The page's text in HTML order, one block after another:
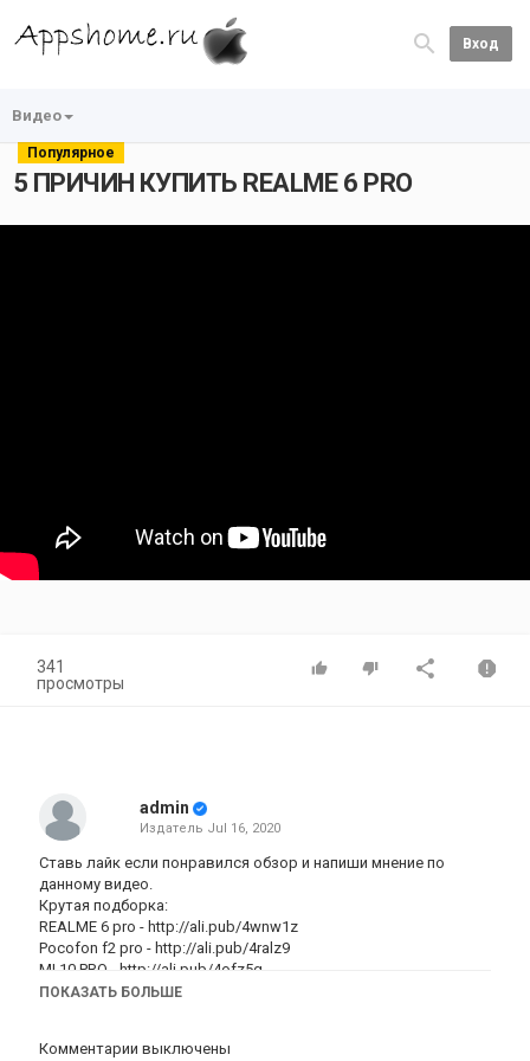
Вход
Видео
Популярное
5 ПРИЧИН КУПИТЬ REALME 6 PRO
341
просмотры
admin
Издатель Jul 16, 2020
Ставь лайк если понравился обзор и напиши мнение по
данному видео.
Крутая подборка:
REALME 6 pro - http://ali.pub/4wnw1z
Pocofon f2 pro - http://ali.pub/4ralz9
MI 10 PRO -
http://ali.pub/4ofz5g
REDMI NOTE 9 PRO -http://ali.pub/4qve1g
REDMI NOTE 8 -http://ali.pub/454bwt
ПОКАЗАТЬ БОЛЬШЕ
Комментарии выключены